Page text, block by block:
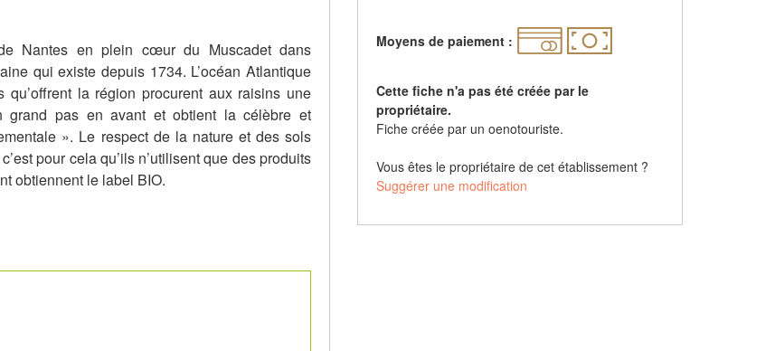
Nantes en plein cœur du Muscadet dans
qui existe depuis 1734. L’océan Atlantique
la région procurent aux raisins une
grand pas en avant et obtient la célèbre et
». Le respect de la nature et des sols
pour cela qu’ils n’utilisent que des produits
obtiennent le label BIO.
Moyens de paiement :
Cette fiche n'a pas été créée par le
propriétaire.
Fiche créée par un oenotouriste.
Vous êtes le propriétaire de cet établissement ?
Suggérer une modification